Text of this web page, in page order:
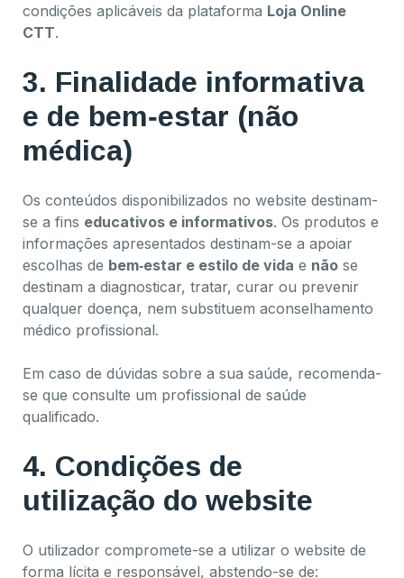
condições aplicáveis da plataforma Loja Online
CTT.
3. Finalidade informativa
e de bem‑estar (não
médica)
Os conteúdos disponibilizados no website destinam-
se a fins educativos e informativos. Os produtos e
informações apresentados destinam-se a apoiar
escolhas de bem‑estar e estilo de vida e não se
destinam a diagnosticar, tratar, curar ou prevenir
qualquer doença, nem substituem aconselhamento
médico profissional.
Em caso de dúvidas sobre a sua saúde, recomenda-
se que consulte um profissional de saúde
qualificado.
4. Condições de
utilização do website
O utilizador compromete-se a utilizar o website de
forma lícita e responsável, abstendo-se de: